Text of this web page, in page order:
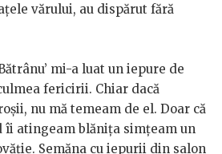
vărului, au dispărut fără
mi-a luat un iepure de
fericirii. Chiar dacă
nu mă temeam de el. Doar că
îi atingeam blănița simțeam un
Semăna cu iepurii din salon